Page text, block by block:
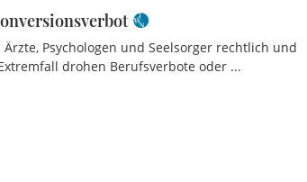
Psychologen und Seelsorger rechtlich und
drohen Berufsverbote oder ...